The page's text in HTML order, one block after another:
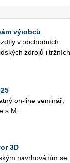
výrobců
v ob­chod­ních
zdro­jů i trž­ních
on-line se­mi­nář,
s M...
3D
na­vr­ho­vá­ním se